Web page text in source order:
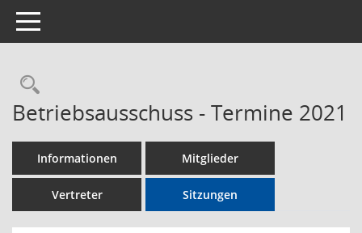
Toggle navigation
Rechercheauswahl
Betriebsausschuss - Termine 2021
Informationen Mitglieder
Vertreter Sitzungen